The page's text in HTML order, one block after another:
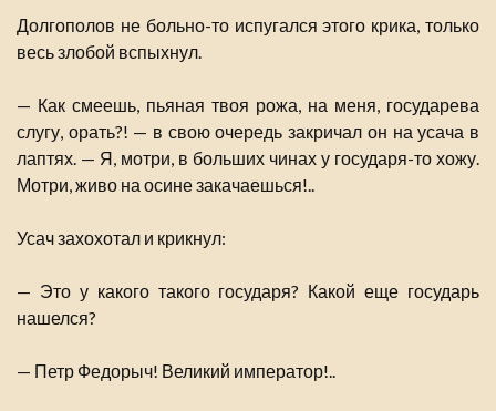
Долгополов не больно-то испугался этого крика, только
весь злобой вспыхнул.
— Как смеешь, пьяная твоя рожа, на меня, государева
слугу, орать?! — в свою очередь закричал он на усача в
лаптях. — Я, мотри, в больших чинах у государя-то хожу.
Мотри, живо на осине закачаешься!..
Усач захохотал и крикнул:
— Это у какого такого государя? Какой еще государь
нашелся?
— Петр Федорыч! Великий император!..